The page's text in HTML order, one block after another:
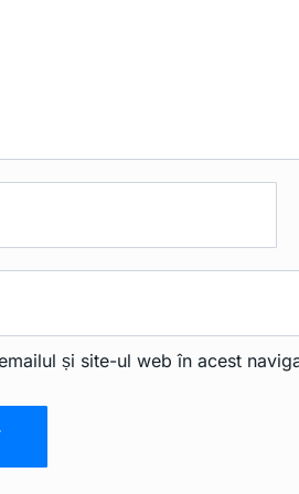
și site-ul web în acest